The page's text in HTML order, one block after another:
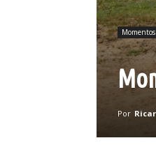
Momentos
Por